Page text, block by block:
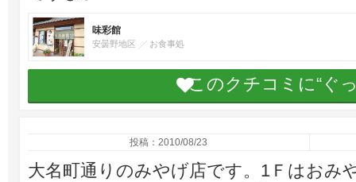
味彩館
安曇野地区 お食事処
このクチコミに“ぐ
投稿：2010/08/23
大名町通りのみやげ店です。1Ｆはおみ